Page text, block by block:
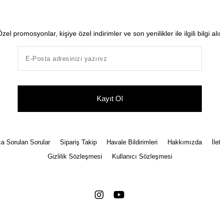
promosyonlar, kişiye özel indirimler ve son yenilikler ile ilgili bilgi
Kayıt Ol
Sorulan Sorular Sipariş Takip Havale Bildirimleri Hakkımızda
Gizlilik Sözleşmesi
Kullanıcı Sözleşmesi